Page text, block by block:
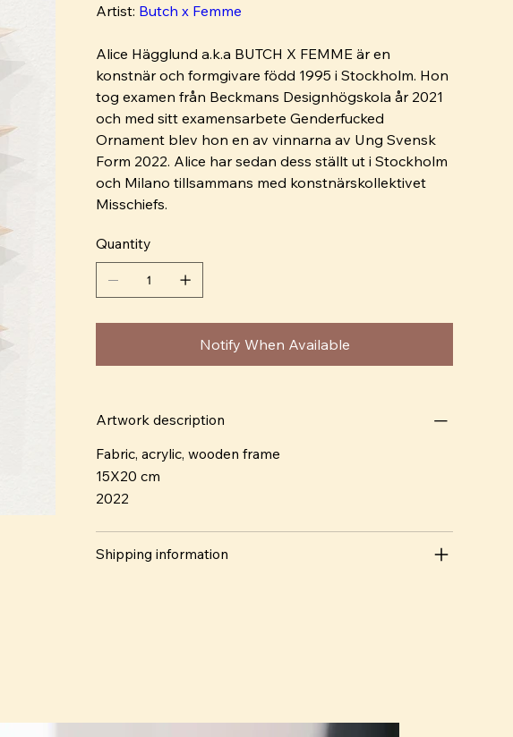
Artist: Butch x Femme
Alice Hägglund a.k.a BUTCH X FEMME är en
konstnär och formgivare född 1995 i Stockholm. Hon
tog examen från Beckmans Designhögskola år 2021
och med sitt examensarbete Genderfucked
Ornament blev hon en av vinnarna av Ung Svensk
Form 2022. Alice har sedan dess ställt ut i Stockholm
och Milano tillsammans med konstnärskollektivet
Misschiefs.
Quantity
Notify When Available
Artwork description
Fabric, acrylic, wooden frame
15X20 cm
2022
Shipping information